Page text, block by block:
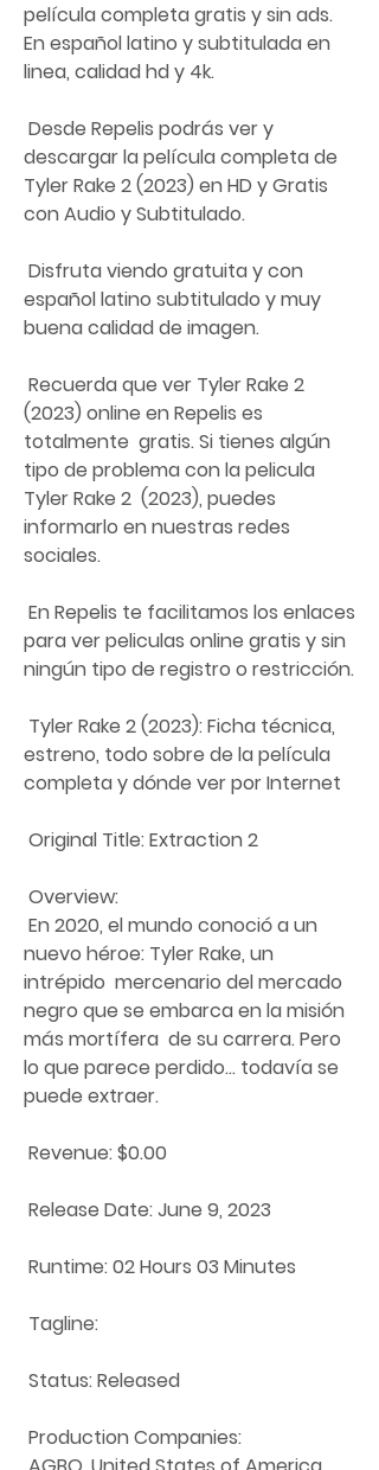
película completa gratis y sin ads.
En español latino y subtitulada en
linea, calidad hd y 4k.
descargar la película completa de
Tyler Rake 2 (2023) en HD y Gratis
con Audio y Subtitulado.
español latino subtitulado y muy
buena calidad de imagen.
(2023) online en Repelis es
totalmente  gratis. Si tienes algún
tipo de problema con la pelicula
Tyler Rake 2  (2023), puedes
informarlo en nuestras redes
sociales.
para ver peliculas online gratis y sin
ningún tipo de registro o restricción.
estreno, todo sobre de la película
completa y dónde ver por Internet
Original Title: Extraction 2
Overview:
nuevo héroe: Tyler Rake, un
intrépido  mercenario del mercado
negro que se embarca en la misión
más mortífera  de su carrera. Pero
lo que parece perdido... todavía se
puede extraer.
Revenue: $0.00
Release Date: June 9, 2023
Runtime: 02 Hours 03 Minutes
Tagline:
Status: Released
Production Companies: